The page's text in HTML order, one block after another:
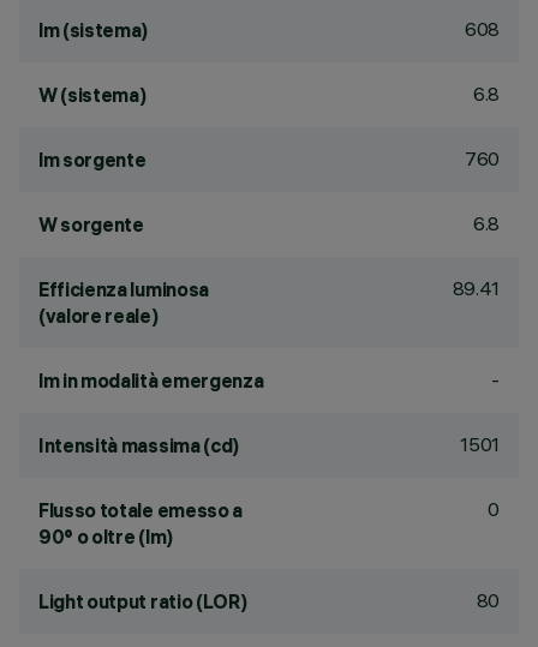
lm (sistema) 608
W (sistema) 6.8
lm sorgente 760
W sorgente 6.8
Efficienza luminosa
(valore reale)
89.41
lm in modalità emergenza -
Intensità massima (cd) 1501
Flusso totale emesso a
90° o oltre (lm)
0
Light output ratio (LOR) 80